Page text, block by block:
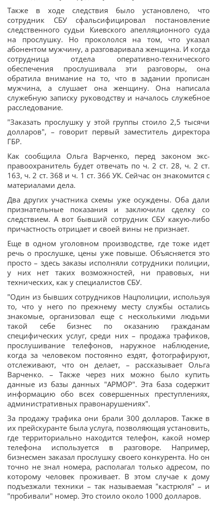
Также в ходе следствия было установлено, что
сотрудник СБУ сфальсифицировал постановление
следственного судьи Киевского апелляционного суда
на прослушку. Но прокололся на том, что указал
абонентом мужчину, а разговаривала женщина. И когда
сотрудница отдела оперативно-технического
обеспечения прослушивала эти разговоры, она
обратила внимание на то, что в задании прописан
мужчина, а слушает она женщину. Она написала
служебную записку руководству и началось служебное
расследование.
"Заказать прослушку у этой группы стоило 2,5 тысячи
долларов", – говорит первый заместитель директора
ГБР.
Как сообщила Ольга Варченко, перед законом экс-
правоохранитель будет отвечать по ч. 2 ст. 28, ч. 2 ст.
163, ч. 2 ст. 368 и ч. 1 ст. 366 УК. Сейчас он знакомится с
материалами дела.
Два других участника схемы уже осуждены. Оба дали
признательные показания и заключили сделку со
следствием. А вот бывший сотрудник СБУ какую-либо
причастность отрицает и своей вины не признает.
Еще в одном уголовном производстве, где тоже идет
речь о прослушке, цены уже повыше. Объясняется это
просто – здесь заказы исполняли сотрудники полиции,
у них нет таких возможностей, ни правовых, ни
технических, как у специалистов СБУ.
"Один из бывших сотрудников Нацполиции, используя
то, что у него по прежнему месту службы остались
знакомые, организовал еще с несколькими людьми
такой себе бизнес по оказанию гражданам
специфических услуг, среди них – продажа трафиков,
прослушивание телефонов, наружное наблюдение,
когда за человеком постоянно ездят, фотографируют,
отслеживают, что он делает, – рассказывает Ольга
Варченко. – Также через них можно было купить
данные из базы данных "АРМОР". Эта база содержит
информацию обо всех совершенных преступлениях,
административных правонарушениях".
За продажу трафика они брали 300 долларов. Также в
их прейскуранте была услуга, позволяющая установить,
где территориально находится телефон, какой номер
телефона используется в разговоре. Например,
бизнесмен заказал прослушку своего конкурента. Но он
точно не знал номера, располагал только адресом, по
которому человек проживает. В этом случае к дому
подъезжали техники – так называемая "кастрюля" – и
"пробивали" номер. Это стоило около 1000 долларов.